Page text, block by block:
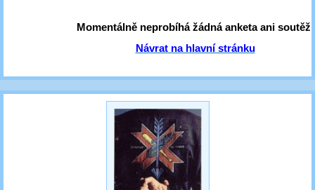
Momentálně neprobíhá žádná anketa ani soutěž!
Návrat na hlavní stránku